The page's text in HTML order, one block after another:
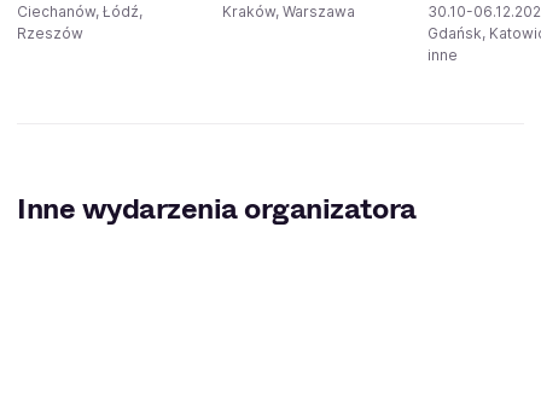
Ciechanów, Łódź,
Rzeszów
Kraków, Warszawa
30.10-
Gdańsk,
inne
Inne wydarzenia organizatora